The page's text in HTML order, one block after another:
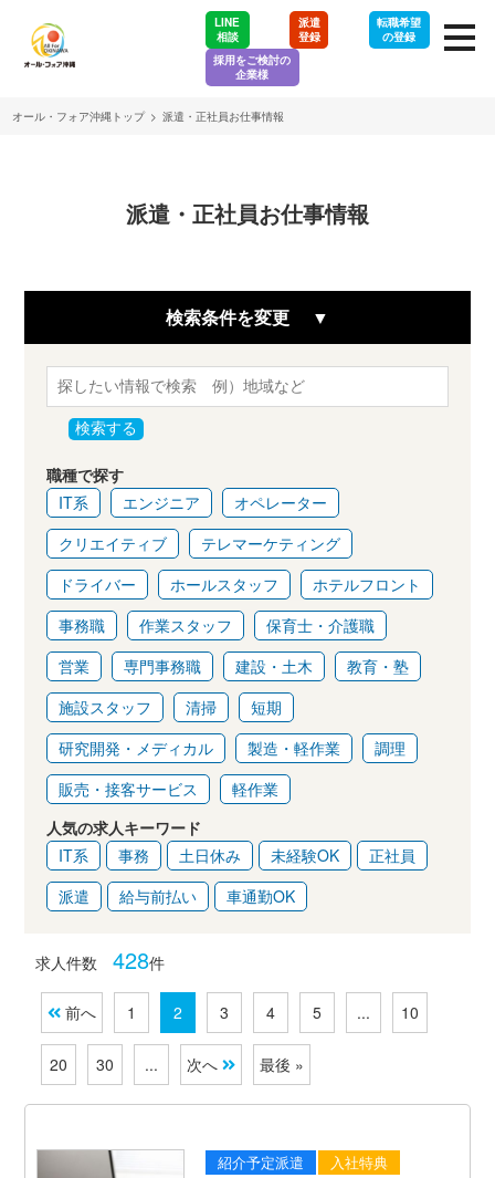
LINE
相談
派遣
登録
転職希望
の登録
採用をご検討の
企業様
オール・フォア沖縄トップ > 派遣・正社員お仕事情報
派遣・正社員お仕事情報
検索条件を変更
検索する
職種で探す
IT系
エンジニア
オペレーター
クリエイティブ
テレマーケティング
ドライバー
ホールスタッフ
ホテルフロント
事務職
作業スタッフ
保育士・介護職
営業
専門事務職 建設・土木
教育・塾
施設スタッフ
清掃
短期
研究開発・メディカル
製造・軽作業
調理
販売・接客サービス
軽作業
人気の求人キーワード
IT系
事務 土日休み 未経験OK
正社員
派遣
給与前払い 車通勤OK
求人件数 428件
前へ 1 2 3 4 5 ... 10
20 30 ... 次へ 最後 »
紹介予定派遣 入社特典